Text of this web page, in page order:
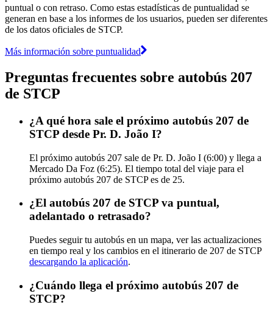
puntual o con retraso. Como estas estadísticas de puntualidad se
generan en base a los informes de los usuarios, pueden ser diferentes
de los datos oficiales de STCP.
Más información sobre puntualidad
Preguntas frecuentes sobre autobús 207
de STCP
¿A qué hora sale el próximo autobús 207 de
STCP desde Pr. D. João I?
El próximo autobús 207 sale de Pr. D. João I (6:00) y llega a
Mercado Da Foz (6:25). El tiempo total del viaje para el
próximo autobús 207 de STCP es de 25.
¿El autobús 207 de STCP va puntual,
adelantado o retrasado?
Puedes seguir tu autobús en un mapa, ver las actualizaciones
en tiempo real y los cambios en el itinerario de 207 de STCP
descargando la aplicación.
¿Cuándo llega el próximo autobús 207 de
STCP?